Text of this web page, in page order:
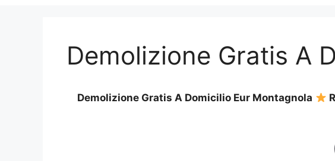
Demolizione Gratis A
Demolizione Gratis A Domicilio Eur Montagnola